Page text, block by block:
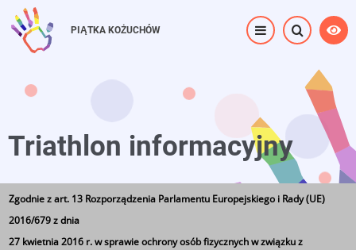
Przejdź
do
treści
PIĄTKA KOŻUCHÓW
Triathlon informacyjny
Strona główna ⟶ Triathlon informacyjny
Zgodnie z art. 13 Rozporządzenia Parlamentu Europejskiego i Rady (UE)
2016/679 z dnia
27 kwietnia 2016 r. w sprawie ochrony osób fizycznych w związku z